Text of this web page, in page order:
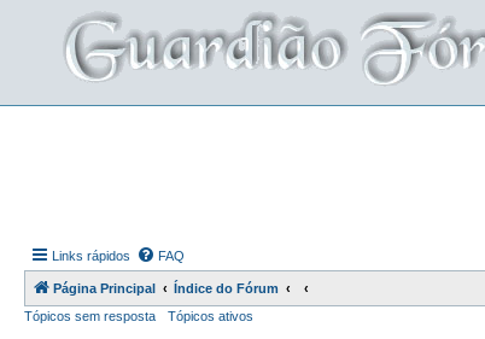
Links rápidos FAQ
Página Principal
Índice do Fórum
Tópicos sem resposta
Tópicos ativos